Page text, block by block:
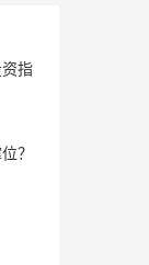
指
？